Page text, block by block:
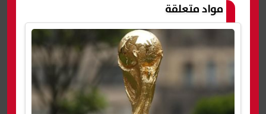
مواد متعلقة